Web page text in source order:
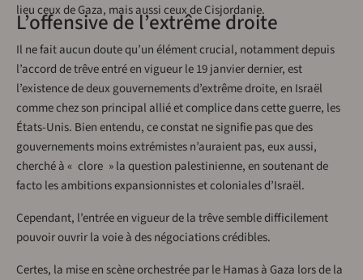
lieu ceux de Gaza, mais aussi ceux de Cisjordanie.
L’offensive de l’extrême droite
Il ne fait aucun doute qu’un élément crucial, notamment depuis
l’accord de trêve entré en vigueur le 19 janvier dernier, est
l’existence de deux gouvernements d’extrême droite, en Israël
comme chez son principal allié et complice dans cette guerre, les
États-Unis. Bien entendu, ce constat ne signifie pas que des
gouvernements moins extrémistes n’auraient pas, eux aussi,
cherché à « clore » la question palestinienne, en soutenant de
facto les ambitions expansionnistes et coloniales d’Israël.
Cependant, l’entrée en vigueur de la trêve semble difficilement
pouvoir ouvrir la voie à des négociations crédibles.
Certes, la mise en scène orchestrée par le Hamas à Gaza lors de la